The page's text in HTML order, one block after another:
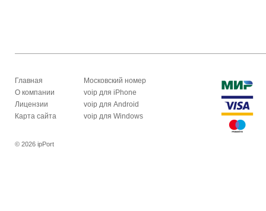
Главная
О компании
Лицензии
Карта сайта
Московский номер
voip для iPhone
voip для Android
voip для Windows
© 2026 ipPort